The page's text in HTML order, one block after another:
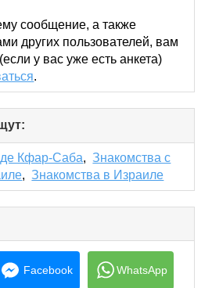
сообщение, а также
других пользователей, вам
(если у вас уже есть анкета)
.
to
collapse
contents
Кфар-Саба,Знакомства с
,Знакомства в Израиле
Facebook WhatsApp